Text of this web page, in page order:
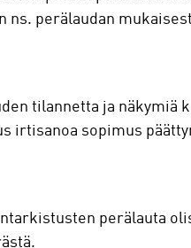
ns. perälaudan
tilannetta ja
irtisanoa sopimus
perälauta